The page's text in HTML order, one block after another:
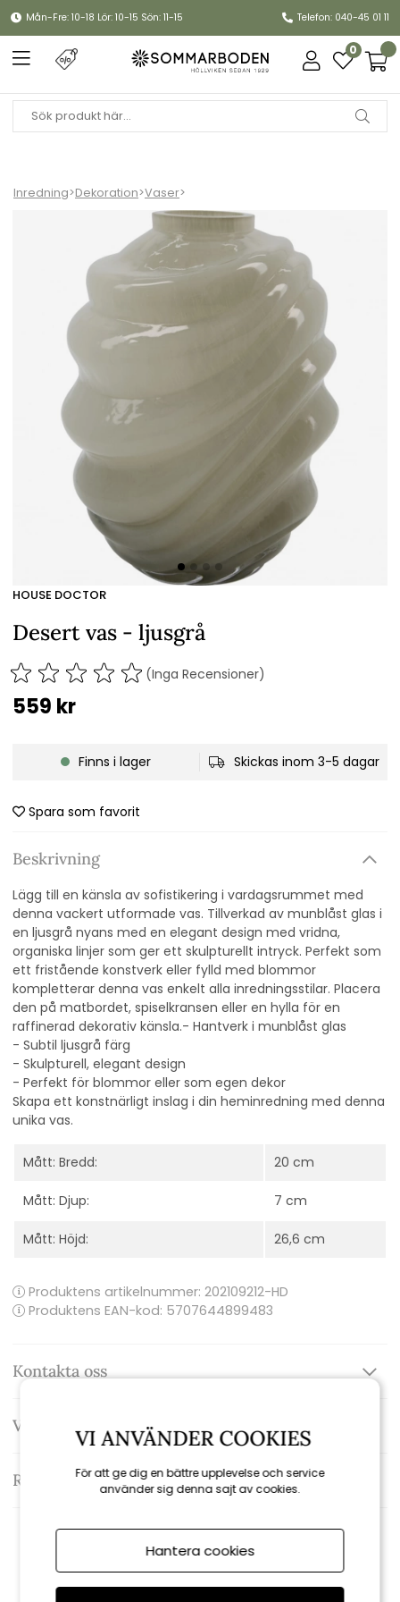
Mån-Fre: 10-18 Lör: 10-15 Sön: 11-15 Telefon: 040-45 01 11
0
Inredning>Dekoration>Vaser>
HOUSE DOCTOR
Desert vas - ljusgrå
(Inga Recensioner)
559 kr
Finns i lager Skickas inom 3-5 dagar
Spara som favorit
Beskrivning
Lägg till en känsla av sofistikering i vardagsrummet med
denna vackert utformade vas. Tillverkad av munblåst glas i
en ljusgrå nyans med en elegant design med vridna,
organiska linjer som ger ett skulpturellt intryck. Perfekt som
ett fristående konstverk eller fylld med blommor
kompletterar denna vas enkelt alla inredningsstilar. Placera
den på matbordet, spiselkransen eller en hylla för en
raffinerad dekorativ känsla.- Hantverk i munblåst glas
- Subtil ljusgrå färg
- Skulpturell, elegant design
- Perfekt för blommor eller som egen dekor
Skapa ett konstnärligt inslag i din heminredning med denna
unika vas.
Mått: Bredd: 20 cm
Mått: Djup: 7 cm
Mått: Höjd: 26,6 cm
Produktens artikelnummer: 202109212-HD
Produktens EAN-kod: 5707644899483
Kontakta oss
Varumärke: House doctor
Recensioner
Rekommenderade tillbehör
VI ANVÄNDER COOKIES
För att ge dig en bättre upplevelse och service
använder sig denna sajt av cookies.
Hantera cookies